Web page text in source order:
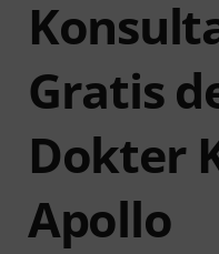
Gratis
Dokter
Apollo